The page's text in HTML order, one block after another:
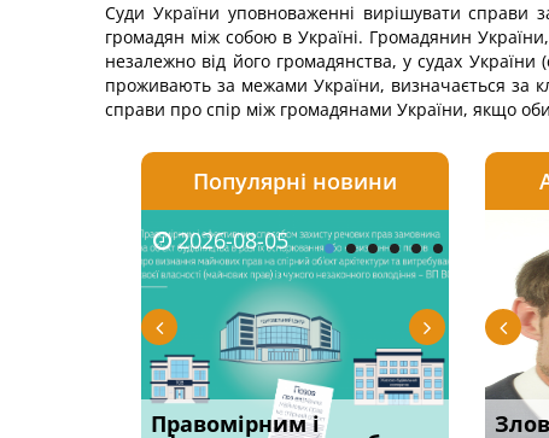
Суди України уповноваженні вирішувати справи
громадян між собою в Україні. Громадянин
незалежно від його громадянства, у судах України
проживають за межами України, визначається за
справи про спір між громадянами України, якщо
Популярні новини
2026-08-05
Правомірним і Суд
2026-08-03
Водії можуть отримати